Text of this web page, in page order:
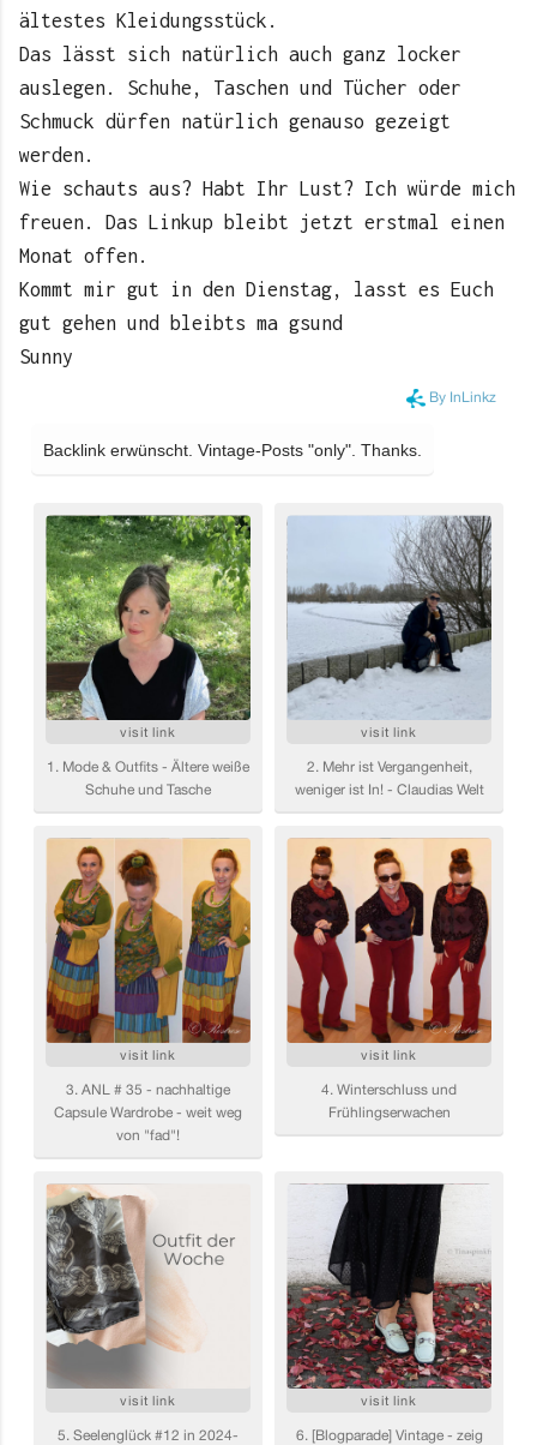
ältestes Kleidungsstück.
Das lässt sich natürlich auch ganz locker
auslegen. Schuhe, Taschen und Tücher oder
Schmuck dürfen natürlich genauso gezeigt
werden.
Wie schauts aus? Habt Ihr Lust? Ich würde mich
freuen. Das Linkup bleibt jetzt erstmal einen
Monat offen.
Kommt mir gut in den Dienstag, lasst es Euch
gut gehen und bleibts ma gsund
Sunny